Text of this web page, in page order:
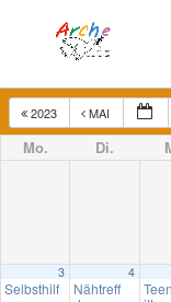
2023 MAI
Mo. Di.
3
Selbsthilf
4
Nähtreff